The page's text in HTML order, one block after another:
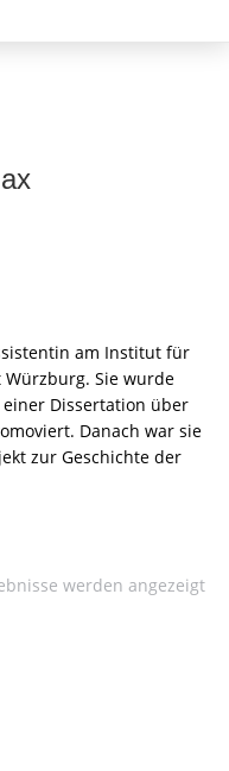
am Institut für
Sie wurde
Dissertation über
Danach war sie
zur Geschichte der
werden angezeigt